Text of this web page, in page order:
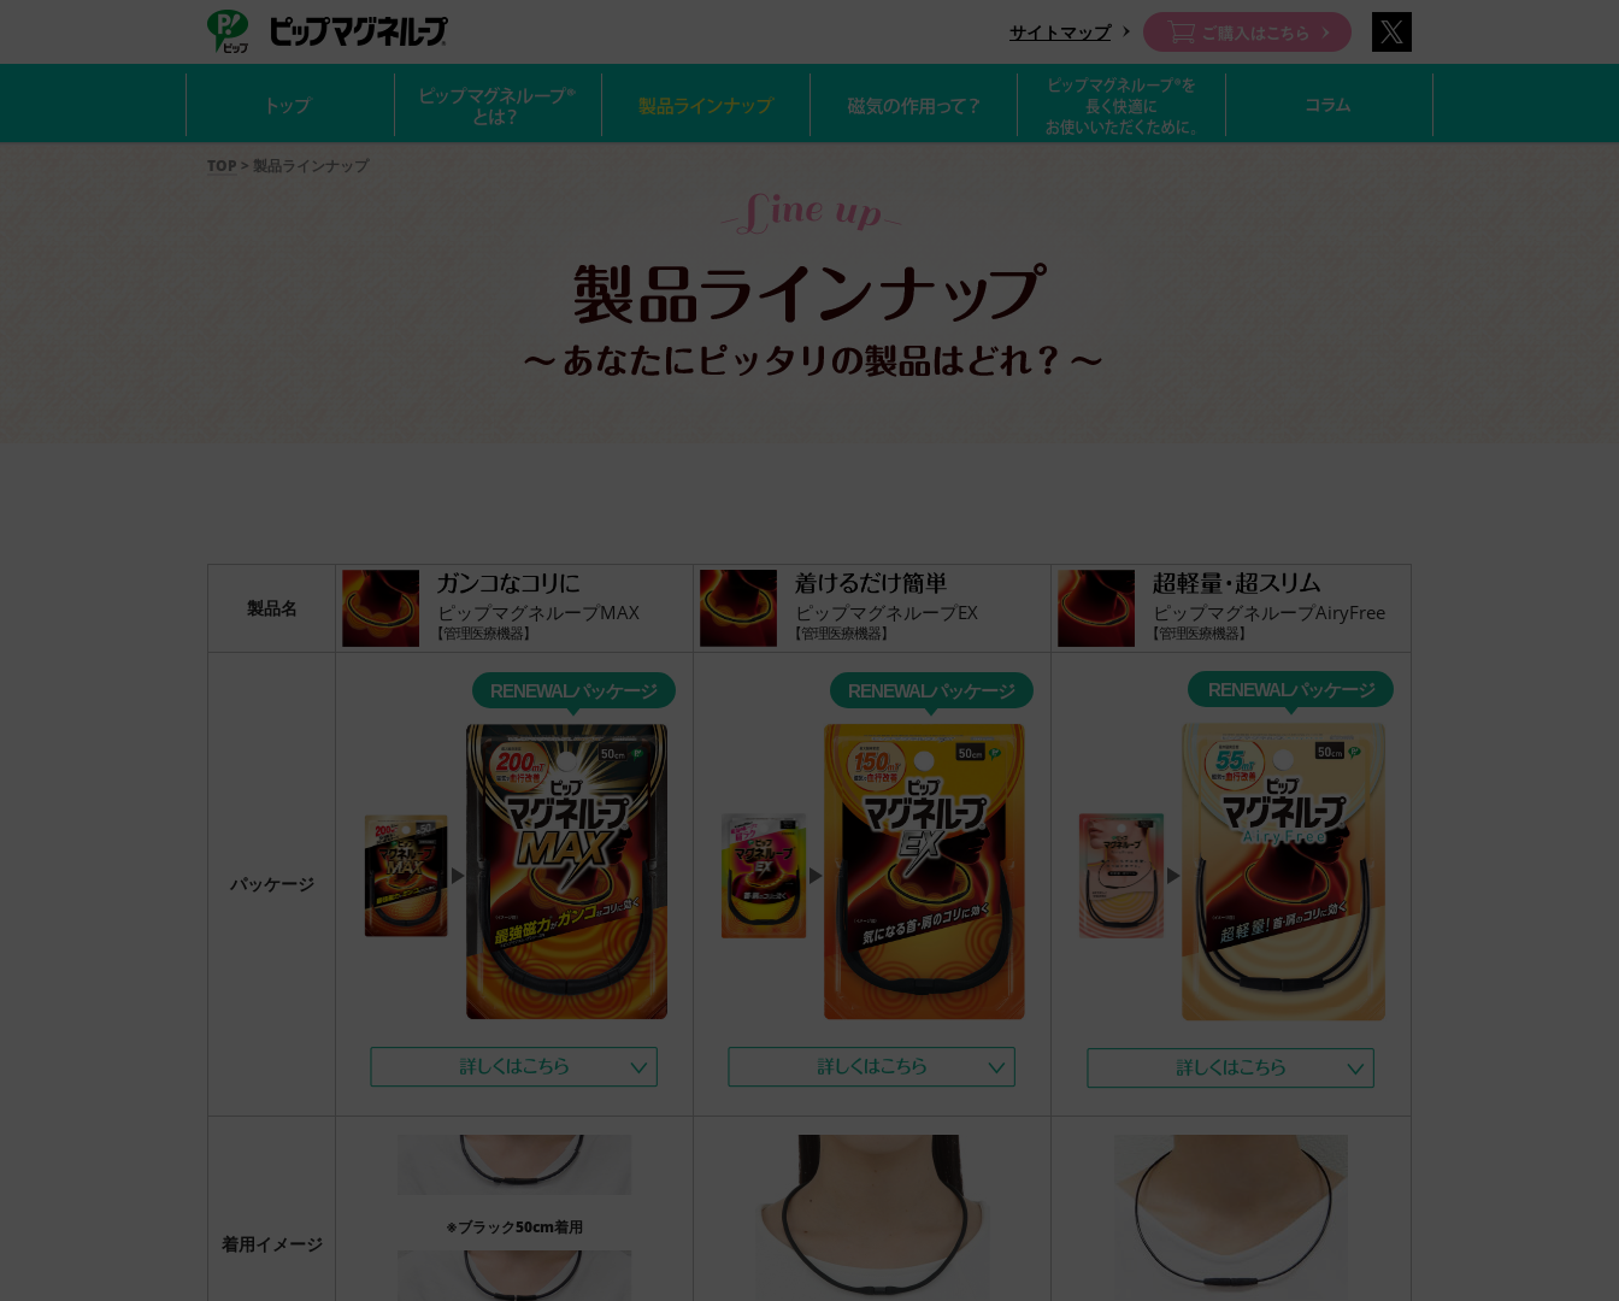
ピップ サイトマップ
TOP > 製品ラインナップ
製品名 ピップマグネループMAX
【管理医療機器】
ピップマグネループEX
【管理医療機器】
ピップマグネループAiryFree
【管理医療機器】
パッケージ
RENEWALパッケージ RENEWALパッケージ RENEWALパッケージ
着用イメージ
※ブラック50cm着用